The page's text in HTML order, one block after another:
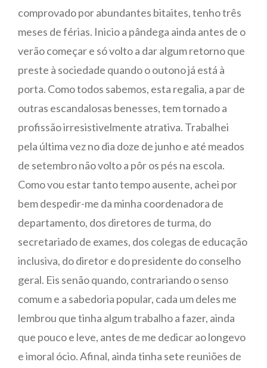
comprovado por abundantes bitaites, tenho três
meses de férias. Inicio a pândega ainda antes de o
verão começar e só volto a dar algum retorno que
preste à sociedade quando o outono já está à
porta. Como todos sabemos, esta regalia, a par de
outras escandalosas benesses, tem tornado a
profissão irresistivelmente atrativa. Trabalhei
pela última vez no dia doze de junho e até meados
de setembro não volto a pôr os pés na escola.
Como vou estar tanto tempo ausente, achei por
bem despedir-me da minha coordenadora de
departamento, dos diretores de turma, do
secretariado de exames, dos colegas de educação
inclusiva, do diretor e do presidente do conselho
geral. Eis senão quando, contrariando o senso
comum e a sabedoria popular, cada um deles me
lembrou que tinha algum trabalho a fazer, ainda
que pouco e leve, antes de me dedicar ao longevo
e imoral ócio. Afinal, ainda tinha sete reuniões de